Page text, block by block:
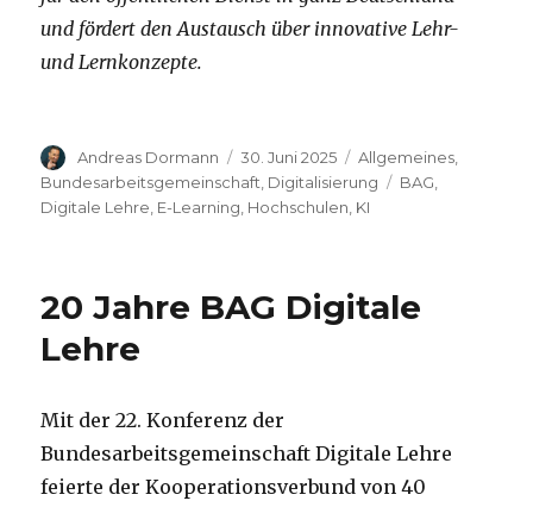
und fördert den Austausch über innovative Lehr-
und Lernkonzepte.
Autor
Andreas Dormann
Veröffentlicht
am
30. Juni 2025 Kategorien
Allgemeines,
Bundesarbeitsgemeinschaft, Digitalisierung Schlagwörter
BAG,
Digitale Lehre, E-Learning, Hochschulen, KI
20 Jahre BAG Digitale
Lehre
Mit der 22. Konferenz der
Bundesarbeitsgemeinschaft Digitale Lehre
feierte der Kooperationsverbund von 40